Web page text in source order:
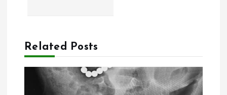
яRelated Posts